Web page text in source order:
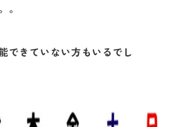
。
できていない方もいるでし